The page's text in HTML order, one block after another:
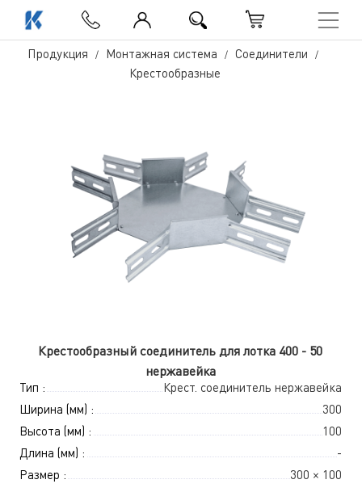
Продукция Монтажная система
Соединители
Крестообразные
Крестообразный соединитель для лотка 400 - 50
нержавейка
Тип :
Крест. соединитель нержавейка
Ширина (мм) :
300
Высота (мм) :
100
Длина (мм) :
-
Размер :
300 × 100